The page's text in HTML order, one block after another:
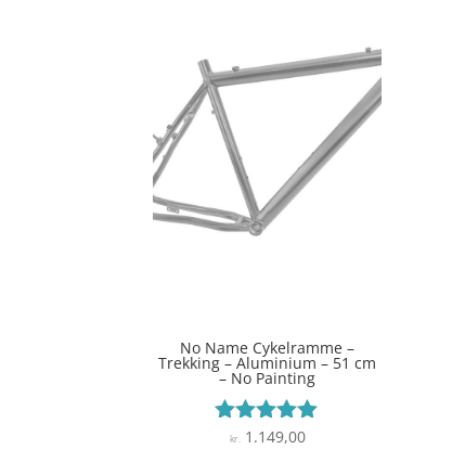
No Name Cykelramme –
Trekking – Aluminium – 51 cm
– No Painting
Vurderet
kr. 1.149,00